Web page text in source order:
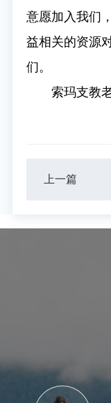
意愿加入我们
益相关的资源
们。
索玛支教
上一篇